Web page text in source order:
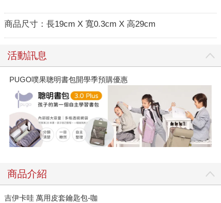
商品尺寸： 長19cm X 寬0.3cm X 高29cm
活動訊息
PUGO噗果聰明書包開學季預購優惠
商品介紹
吉伊卡哇 萬用皮套鑰匙包-咖